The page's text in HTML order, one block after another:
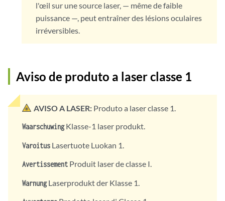
l'œil sur une source laser, — même de faible
puissance —, peut entraîner des lésions oculaires
irréversibles.
Aviso de produto a laser classe 1
AVISO A LASER: Produto a laser classe 1.
WaarschuwingKlasse-1 laser produkt.
Varoitus Lasertuote Luokan 1.
Avertissement Produit laser de classe I.
WarnungLaserprodukt der Klasse 1.